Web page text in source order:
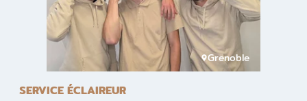
Grenoble
SERVICE ÉCLAIREUR